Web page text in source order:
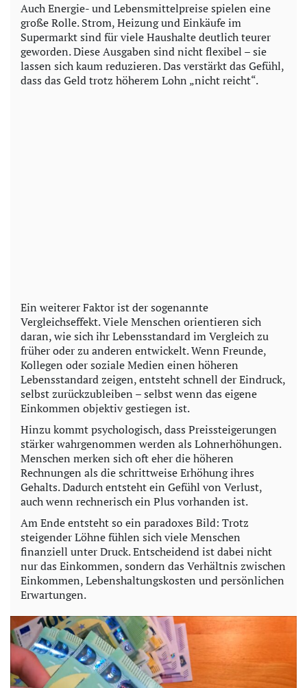
Auch Energie- und Lebensmittelpreise spielen eine
große Rolle. Strom, Heizung und Einkäufe im
Supermarkt sind für viele Haushalte deutlich teurer
geworden. Diese Ausgaben sind nicht flexibel – sie
lassen sich kaum reduzieren. Das verstärkt das Gefühl,
dass das Geld trotz höherem Lohn „nicht reicht“.
Ein weiterer Faktor ist der sogenannte
Vergleichseffekt. Viele Menschen orientieren sich
daran, wie sich ihr Lebensstandard im Vergleich zu
früher oder zu anderen entwickelt. Wenn Freunde,
Kollegen oder soziale Medien einen höheren
Lebensstandard zeigen, entsteht schnell der Eindruck,
selbst zurückzubleiben – selbst wenn das eigene
Einkommen objektiv gestiegen ist.
Hinzu kommt psychologisch, dass Preissteigerungen
stärker wahrgenommen werden als Lohnerhöhungen.
Menschen merken sich oft eher die höheren
Rechnungen als die schrittweise Erhöhung ihres
Gehalts. Dadurch entsteht ein Gefühl von Verlust,
auch wenn rechnerisch ein Plus vorhanden ist.
Am Ende entsteht so ein paradoxes Bild: Trotz
steigender Löhne fühlen sich viele Menschen
finanziell unter Druck. Entscheidend ist dabei nicht
nur das Einkommen, sondern das Verhältnis zwischen
Einkommen, Lebenshaltungskosten und persönlichen
Erwartungen.